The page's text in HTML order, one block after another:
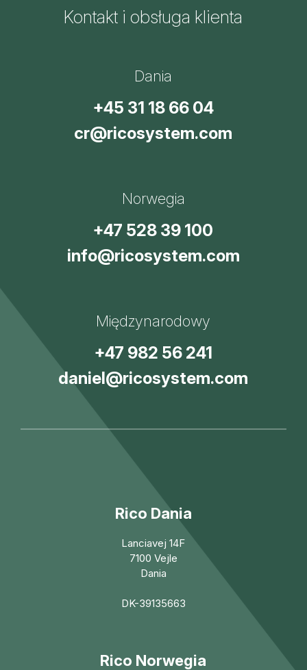
Kontakt i obsługa klienta
Dania
+45 31 18 66 04
cr@ricosystem.com
Norwegia
+47 528 39 100
info@ricosystem.com
Międzynarodowy
+47 982 56 241
daniel@ricosystem.com
Rico Dania
Lanciavej 14F
7100 Vejle
Dania
DK-39135663
Rico Norwegia